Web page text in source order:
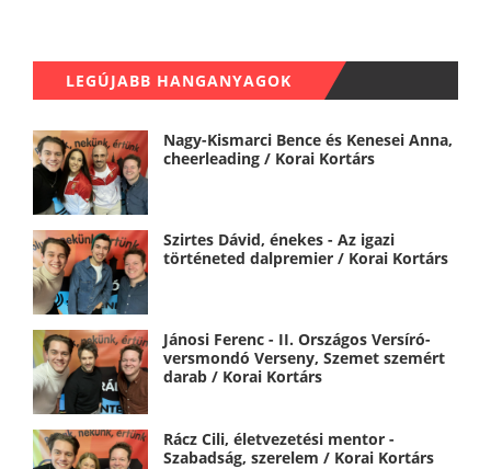
LEGÚJABB HANGANYAGOK
Nagy-Kismarci Bence és Kenesei Anna,
cheerleading / Korai Kortárs
Szirtes Dávid, énekes - Az igazi
történeted dalpremier / Korai Kortárs
Jánosi Ferenc - II. Országos Versíró-
versmondó Verseny, Szemet szemért
darab / Korai Kortárs
Rácz Cili, életvezetési mentor -
Szabadság, szerelem / Korai Kortárs